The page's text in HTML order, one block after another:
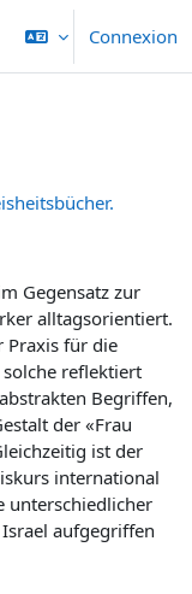
Connexion
Gegensatz zur
alltagsorientiert.
Praxis für die
reflektiert
Begriffen,
der «Frau
ist der
international
unterschiedlicher
aufgegriffen